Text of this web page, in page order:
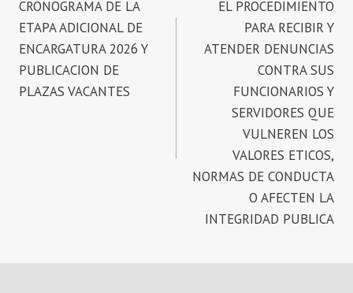
entradas
CRONOGRAMA DE LA
ETAPA ADICIONAL DE
ENCARGATURA 2026 Y
PUBLICACION DE
PLAZAS VACANTES
EL PROCEDIMIENTO
PARA RECIBIR Y
ATENDER DENUNCIAS
CONTRA SUS
FUNCIONARIOS Y
SERVIDORES QUE
VULNEREN LOS
VALORES ETICOS,
NORMAS DE CONDUCTA
O AFECTEN LA
INTEGRIDAD PUBLICA